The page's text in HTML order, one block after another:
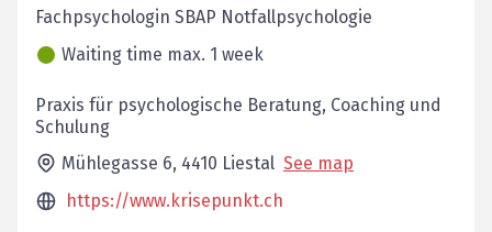
Fachpsychologin SBAP Notfallpsychologie
Waiting time max. 1 week
Praxis für psychologische Beratung, Coaching und
Schulung
Mühlegasse 6, 4410 Liestal See map
https://www.krisepunkt.ch